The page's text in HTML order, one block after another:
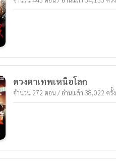
ดวงตาเทพเหนือโลก
จำนวน 272 ตอน / อ่านแล้ว 38,022 ครั้ง